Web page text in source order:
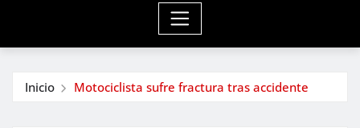
Inicio Motociclista sufre fractura tras accidente